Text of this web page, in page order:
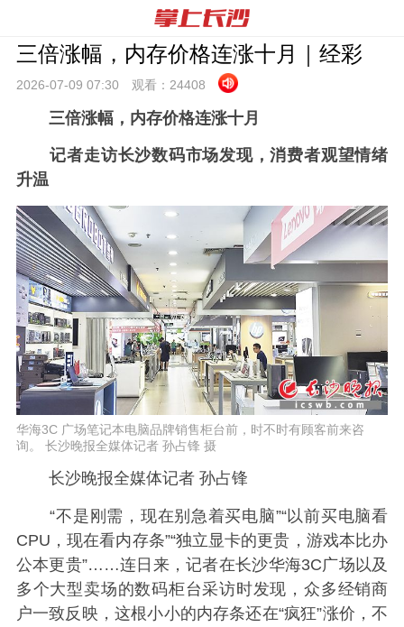
三倍涨幅，内存价格连涨十月｜经彩
2026-07-09 07:30 观看： 24408
三倍涨幅，内存价格连涨十月
记者走访长沙数码市场发现，消费者观望情绪
升温
华海3C 广场笔记本电脑品牌销售柜台前，时不时有顾客前来咨
询。 长沙晚报全媒体记者 孙占锋 摄
长沙晚报全媒体记者 孙占锋
“不是刚需，现在别急着买电脑”“以前买电脑看
CPU，现在看内存条”“独立显卡的更贵，游戏本比办
公本更贵”……连日来，记者在长沙华海3C广场以及
多个大型卖场的数码柜台采访时发现，众多经销商
户一致反映，这根小小的内存条还在“疯狂”涨价，不